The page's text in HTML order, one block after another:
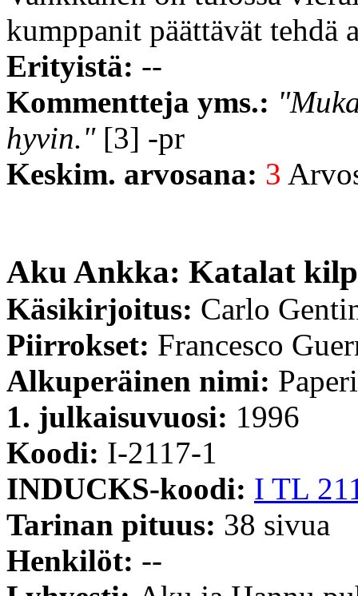
kumppanit päättävät tehdä
Erityistä: --
Kommentteja yms.:
hyvin."[3] -pr
Keskim. arvosana: 3
Aku Ankka: Katalat
Käsikirjoitus: Carlo
Piirrokset: Francesco
Alkuperäinen nimi:
1. julkaisuvuosi: 1996
Koodi: I-2117-1
INDUCKS-koodi: I TL
Tarinan pituus: 38 sivua
Henkilöt: --